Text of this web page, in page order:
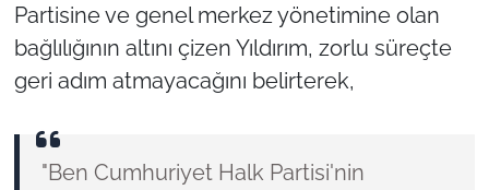
Partisine ve genel merkez yönetimine olan
bağlılığının altını çizen Yıldırım, zorlu süreçte
geri adım atmayacağını belirterek,
"Ben Cumhuriyet Halk Partisi'nin